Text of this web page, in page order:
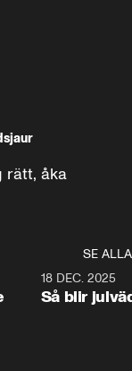
rätt, åka
SE ALLA
18 DEC. 2025
Så blir